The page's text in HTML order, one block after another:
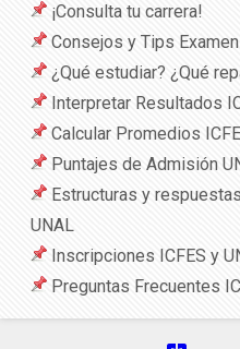
¡Consulta tu carrera!
Consejos y Tips
¿Qué estudiar? ¿Qué
Interpretar Resultados
Calcular Promedios
Puntajes de Admisión
Estructuras y
UNAL
Inscripciones ICFES y
Preguntas Frecuentes